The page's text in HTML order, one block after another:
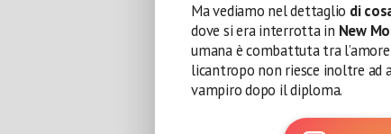
Ma vediamo nel dettaglio di
dove si era interrotta in New
umana è combattuta tra
licantropo non riesce inoltre ad
vampiro dopo il diploma.